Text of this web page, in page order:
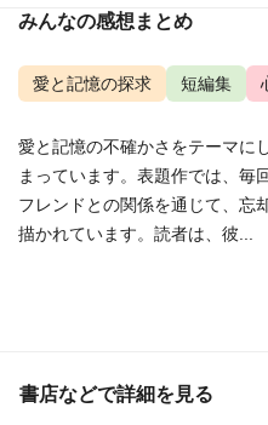
みんなの感想まとめ
愛と記憶の探求 短編集
愛と記憶の不確かさをテーマに
まっています。表題作では、毎
フレンドとの関係を通じて、忘
描かれています。読者は、彼...
書店などで詳細を見る